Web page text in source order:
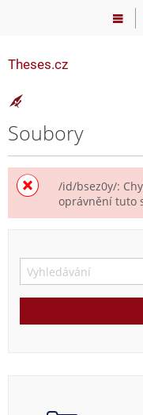
Theses.cz
Soubory
/id/bsez0y/:
oprávnění tuto